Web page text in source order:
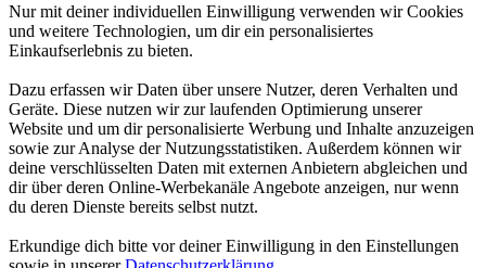
Nur mit deiner individuellen Einwilligung verwenden wir Cookies
und weitere Technologien, um dir ein personalisiertes
Einkaufserlebnis zu bieten.
Dazu erfassen wir Daten über unsere Nutzer, deren Verhalten und
Geräte. Diese nutzen wir zur laufenden Optimierung unserer
Website und um dir personalisierte Werbung und Inhalte anzuzeigen
sowie zur Analyse der Nutzungsstatistiken. Außerdem können wir
deine verschlüsselten Daten mit externen Anbietern abgleichen und
dir über deren Online-Werbekanäle Angebote anzeigen, nur wenn
du deren Dienste bereits selbst nutzt.
Erkundige dich bitte vor deiner Einwilligung in den Einstellungen